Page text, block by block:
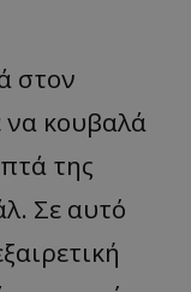
στον
να κουβαλά
της
Σε αυτό